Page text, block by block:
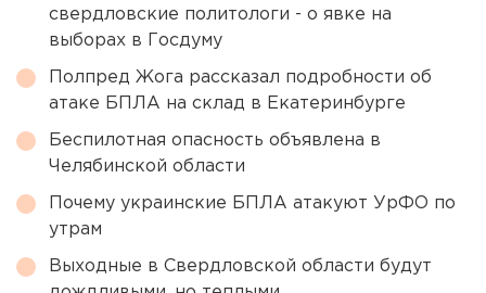
свердловские политологи - о явке на
выборах в Госдуму
Полпред Жога рассказал подробности об
атаке БПЛА на склад в Екатеринбурге
Беспилотная опасность объявлена в
Челябинской области
Почему украинские БПЛА атакуют УрФО по
утрам
Выходные в Свердловской области будут